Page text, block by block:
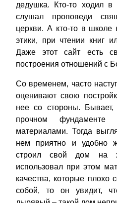
дедушка. Кто-то ходил в
слушал проповеди
церкви. А кто-то в школе
этики, при чтении книг
Даже этот сайт есть
построения отношений с
Со временем, часто
оценивают свою
нее со стороны.
прочном
материалами. Тогда
нем приятно и удобно
строил свой дом на
использовал при этом
качества, которые плохо
собой, то он увидит,